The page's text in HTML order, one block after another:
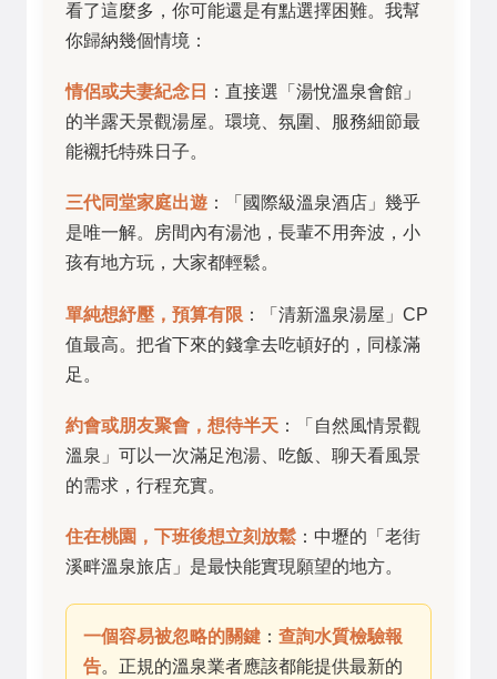
看了這麼多，你可能還是有點選擇困難。我幫
你歸納幾個情境：
情侶或夫妻紀念日
：直接選「湯悅溫泉會館」
的半露天景觀湯屋。環境、氛圍、服務細節最
能襯托特殊日子。
三代同堂家庭出遊 ：「國際級溫泉酒店」幾乎
是唯一解。房間內有湯池，長輩不用奔波，小
孩有地方玩，大家都輕鬆。
單純想紓壓，預算有限 ：「清新溫泉湯屋」CP
值最高。把省下來的錢拿去吃頓好的，同樣滿
足。
約會或朋友聚會，想待半天 ：「自然風情景觀
溫泉」可以一次滿足泡湯、吃飯、聊天看風景
的需求，行程充實。
住在桃園，下班後想立刻放鬆 ：中壢的「老街
溪畔溫泉旅店」是最快能實現願望的地方。
一個容易被忽略的關鍵 ： 查詢水質檢驗報
告。正規的溫泉業者應該都能提供最新的